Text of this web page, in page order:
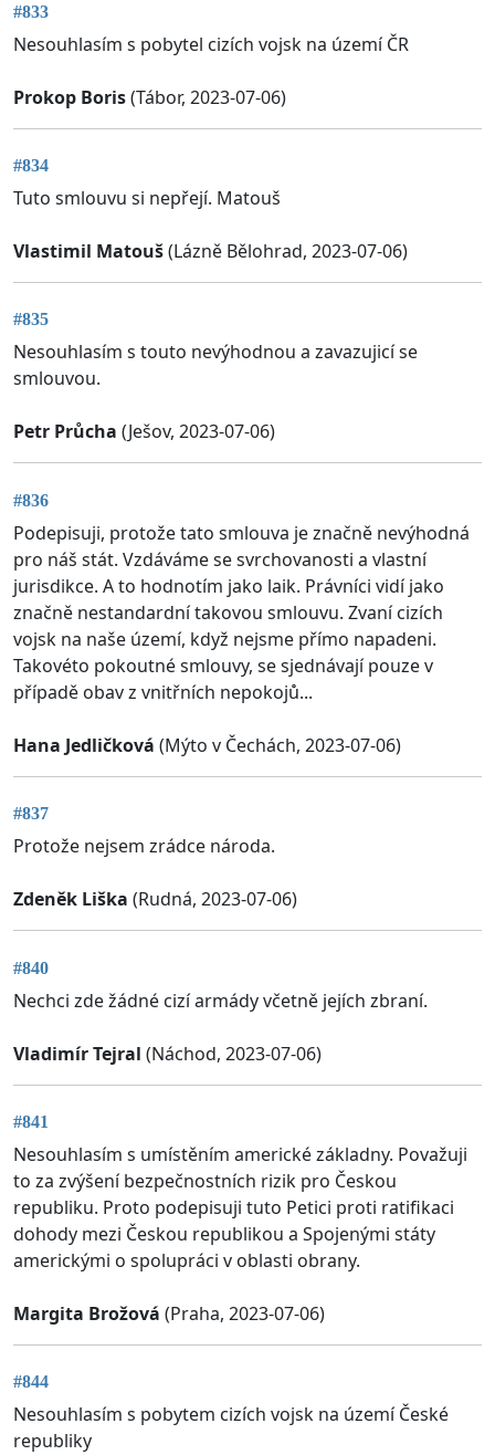
#833
Nesouhlasím s pobytel cizích vojsk na území ČR
Prokop Boris(Tábor, 2023-07-06)
#834
Tuto smlouvu si nepřejí. Matouš
Vlastimil Matouš(Lázně Bělohrad, 2023-07-06)
#835
Nesouhlasím s touto nevýhodnou a zavazujicí se
smlouvou.
Petr Průcha (Ješov, 2023-07-06)
#836
Podepisuji, protože tato smlouva je značně nevýhodná
pro náš stát. Vzdáváme se svrchovanosti a vlastní
jurisdikce. A to hodnotím jako laik. Právníci vidí jako
značně nestandardní takovou smlouvu. Zvaní cizích
vojsk na naše území, když nejsme přímo napadeni.
Takovéto pokoutné smlouvy, se sjednávají pouze v
případě obav z vnitřních nepokojů...
Hana Jedličková (Mýto v Čechách, 2023-07-06)
#837
Protože nejsem zrádce národa.
Zdeněk Liška (Rudná, 2023-07-06)
#840
Nechci zde žádné cizí armády včetně jejích zbraní.
Vladimír Tejral (Náchod, 2023-07-06)
#841
Nesouhlasím s umístěním americké základny. Považuji
to za zvýšení bezpečnostních rizik pro Českou
republiku. Proto podepisuji tuto Petici proti ratifikaci
dohody mezi Českou republikou a Spojenými státy
americkými o spolupráci v oblasti obrany.
Margita Brožová (Praha, 2023-07-06)
#844
Nesouhlasím s pobytem cizích vojsk na území České
republiky